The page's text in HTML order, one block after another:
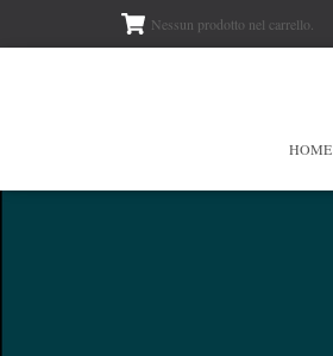
Nessun prodotto nel carrello.
HOME